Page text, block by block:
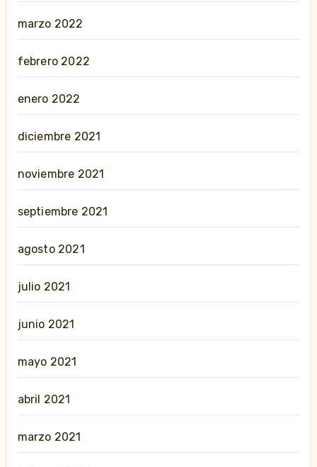
marzo 2022
febrero 2022
enero 2022
diciembre 2021
noviembre 2021
septiembre 2021
agosto 2021
julio 2021
junio 2021
mayo 2021
abril 2021
marzo 2021